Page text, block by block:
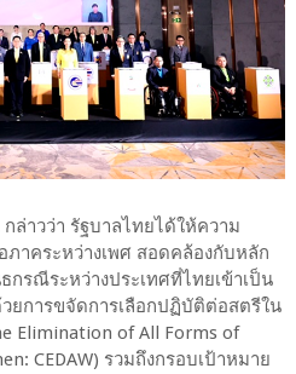
กล่าวว่า รัฐบาลไทยได้ให้ความ
ภาคระหว่างเพศ สอดคล้องกับหลัก
รณีระหว่างประเทศที่ไทยเข้าเป็น
ยการขจัดการเลือกปฏิบัติต่อสตรีใน
Elimination of All Forms of
CEDAW) รวมถึงกรอบเป้าหมาย